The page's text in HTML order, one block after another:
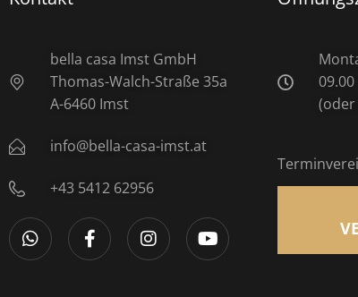
bella casa Imst GmbH
Thomas-Walch-Straße 35a
A-6460 Imst
info@bella-casa-imst.at
+43 5412 62956